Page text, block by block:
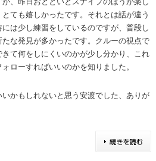
ても嬉しかったです。それとは話が違う
は少し練習をしているのですが、普段し
な発見が多かったです。クルーの視点で
て何をしにくいのかが少し分かり、これ
ローすればいいのかを知りました。
かもしれないと思う安渡でした、ありが